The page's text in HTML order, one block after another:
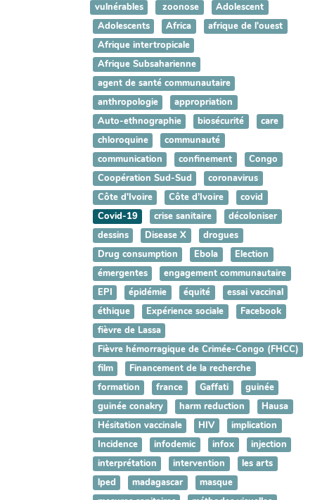
vulnérables
zoonose
Adolescent
Adolescents
Africa
afrique de l'ouest
Afrique intertropicale
Afrique Subsaharienne
agent de santé communautaire
anthropologie
appropriation
Auto-ethnographie
biosécurité
care
chloroquine
communauté
communication
confinement
Congo
Coopération Sud-Sud
coronavirus
Côte d'Ivoire
Côte d’Ivoire
covid
Covid-19
crise sanitaire
décoloniser
dessins
Disease X
drogues
Drug consumption
Ebola
Election
émergentes
engagement communautaire
EPI
épidémie équité
essai vaccinal
éthique
Expérience sociale
Facebook
fièvre de Lassa
Fièvre hémorragique de Crimée-Congo (FHCC)
film
Financement de la recherche
formation
france Gaffati
guinée
guinée conakry
harm reduction
Hausa
Hésitation vaccinale
HIV
implication
Incidence
infodemic infox
injection
interprétation
intervention
les arts
lped
madagascar
masque